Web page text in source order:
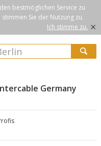
bestmöglichen Service zu
Sie der Nutzung zu.
Ich stimme zu. ×
Germany